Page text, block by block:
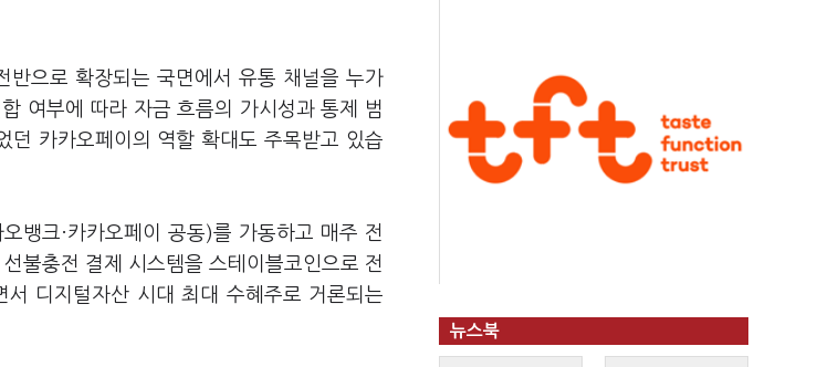
으로 확장되는 국면에서 유통 채널을 누가
여부에 따라 자금 흐름의 가시성과 통제 범
카카오페이의 역할 확대도 주목받고 있습
뱅크·카카오페이 공동)를 가동하고 매주 전
불충전 결제 시스템을 스테이블코인으로 전
디지털자산 시대 최대 수혜주로 거론되는
뉴스북